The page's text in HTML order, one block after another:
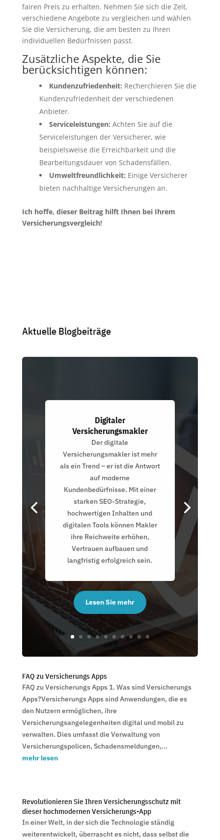
fairen Preis zu erhalten. Nehmen Sie sich die Zeit,
verschiedene Angebote zu vergleichen und wählen
Sie die Versicherung, die am besten zu Ihren
individuellen Bedürfnissen passt.
Zusätzliche Aspekte, die Sie
berücksichtigen können:
Kundenzufriedenheit: Recherchieren Sie die
Kundenzufriedenheit der verschiedenen
Anbieter.
Serviceleistungen: Achten Sie auf die
Serviceleistungen der Versicherer, wie
beispielsweise die Erreichbarkeit und die
Bearbeitungsdauer von Schadensfällen.
Umweltfreundlichkeit: Einige Versicherer
bieten nachhaltige Versicherungen an.
Ich hoffe, dieser Beitrag hilft Ihnen bei Ihrem
Versicherungsvergleich!
Aktuelle Blogbeiträge
Digitaler
Versicherungsmakler
Der digitale
Versicherungsmakler ist mehr
als ein Trend – er ist die Antwort
auf moderne
Kundenbedürfnisse. Mit einer
starken SEO-Strategie,
hochwertigen Inhalten und
digitalen Tools können Makler
ihre Reichweite erhöhen,
Vertrauen aufbauen und
langfristig erfolgreich sein.
Lesen Sie mehr
FAQ zu Versicherungs Apps
FAQ zu Versicherungs Apps 1. Was sind Versicherungs
Apps?Versicherungs Apps sind Anwendungen, die es
den Nutzern ermöglichen, ihre
Versicherungsangelegenheiten digital und mobil zu
verwalten. Dies umfasst die Verwaltung von
Versicherungspolicen, Schadensmeldungen,...
mehr lesen
Revolutionieren Sie Ihren Versicherungsschutz mit
dieser hochmodernen Versicherungs-App
In einer Welt, in der sich die Technologie ständig
weiterentwickelt, überrascht es nicht, dass selbst die